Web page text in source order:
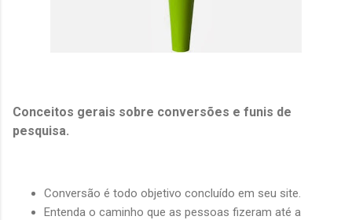
Conceitos gerais sobre conversões e funis de
pesquisa.
Conversão é todo objetivo concluído em seu site.
Entenda o caminho que as pessoas fizeram até a